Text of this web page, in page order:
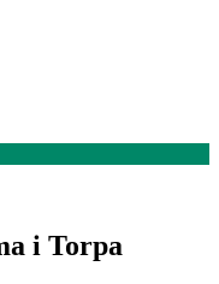
i Torpa